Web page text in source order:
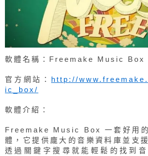
軟體名稱：Freemake Music Box
官方網站： http://
ic_box/
軟體介紹：
Freemake Music Box 一套好用的
體，它提供龐大的音樂資料庫並支
透過關鍵字搜尋就能輕鬆的找到